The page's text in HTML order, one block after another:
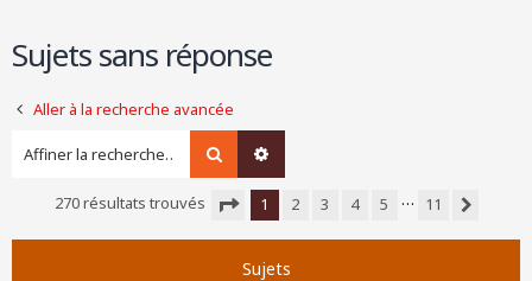
Sujets sans réponse
Aller à la recherche avancée
Rechercher
270 résultats trouvés
1 2 3 4 5 …
11
Sujets